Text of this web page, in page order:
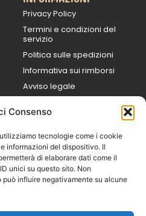
Consenso
tecnologie come i cookie
informazioni del dispositivo. Il
di elaborare dati come il
unici su questo sito. Non
influire negativamente su alcune
Privacy Policy
Termini e condizioni del
servizio
Politica sulle spedizioni
Informativa sui rimborsi
Avviso legale
9:00
Sabato 09:00 /
14:00
16:30 /
Domenica